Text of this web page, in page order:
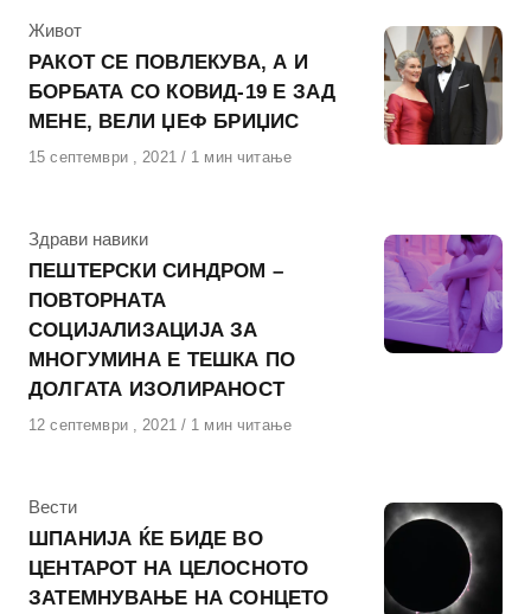
КАтегорија
Живот
РАКОТ СЕ ПОВЛЕКУВА, А И
БОРБАТА СО КОВИД-19 Е ЗАД
МЕНЕ, ВЕЛИ ЏЕФ БРИЏИС
Објавено
15 септември , 2021 1 мин читање
КАтегорија
Здрави навики
ПЕШТЕРСКИ СИНДРОМ –
ПОВТОРНАТА
СОЦИЈАЛИЗАЦИЈА ЗА
МНОГУМИНА Е ТЕШКА ПО
ДОЛГАТА ИЗОЛИРАНОСТ
Објавено
12 септември , 2021 1 мин читање
КАтегорија
Вести
ШПАНИЈА ЌЕ БИДЕ ВО
ЦЕНТАРОТ НА ЦЕЛОСНОТО
ЗАТЕМНУВАЊЕ НА СОНЦЕТО